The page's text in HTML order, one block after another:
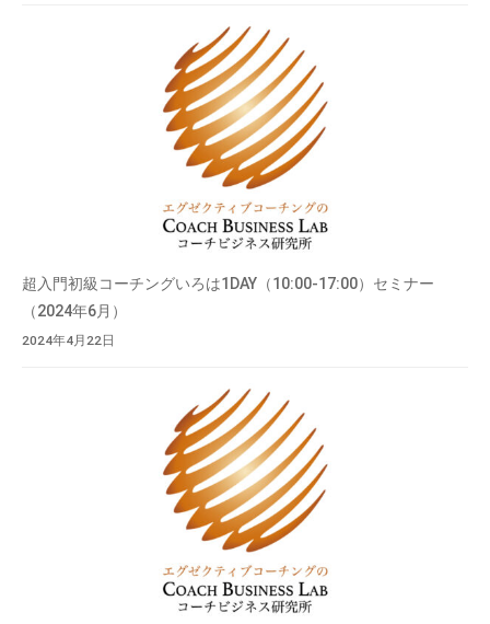
超入門初級コーチングいろは1DAY（10:00-17:00）セミナー
（2024年6月）
2024年4月22日